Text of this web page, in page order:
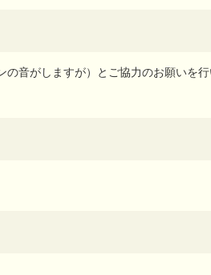
音がしますが）とご協力のお願いを